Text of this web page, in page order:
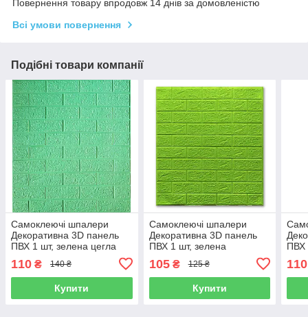
Повернення товару впродовж 14 днів за домовленістю
Всі умови повернення
Подібні товари компанії
Самоклеючі шпалери
Декоративна 3D панель
ПВХ 1 шт, зелена цегла
110 ₴ 140 ₴
Купити
Самоклеючі шпалери
Декоративна 3D панель
ПВХ 1 шт, зелена
700х770х5мм
105₴ 125 ₴
Купити
ПВХ
110